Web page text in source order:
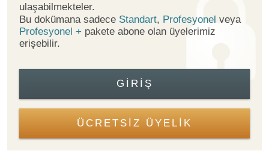
ulaşabilmekteler.
Bu dokümana sadece Standart, Profesyonel veya
Profesyonel + pakete abone olan üyelerimiz
erişebilir.
GIRIŞ
ÜCRETSİZ ÜYELİK